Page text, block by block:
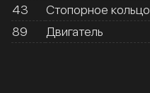
43
Стопорное кольцо
89
Двигатель